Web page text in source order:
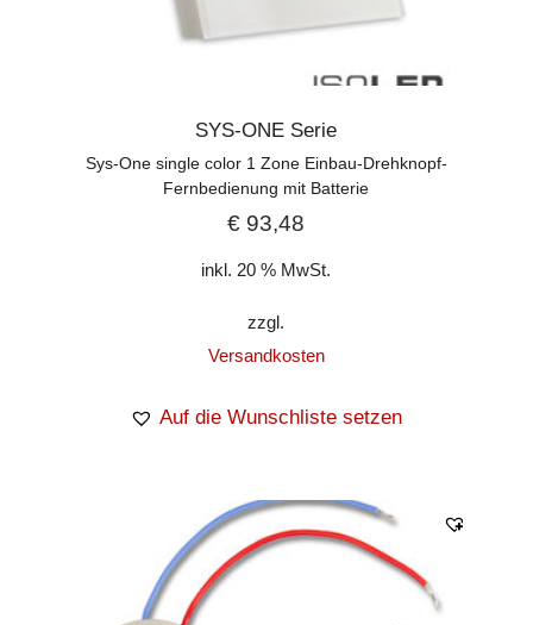
SYS-ONE Serie
Sys-One single color 1 Zone Einbau-Drehknopf-
Fernbedienung mit Batterie
€ 93,48
inkl. 20 % MwSt.
zzgl.
Versandkosten
Auf die Wunschliste setzen